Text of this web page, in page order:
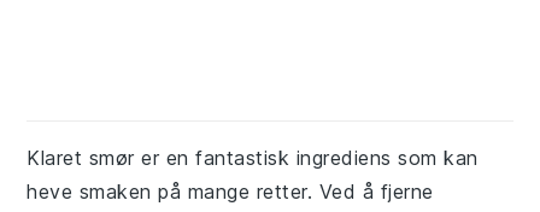
Klaret smør er en fantastisk ingrediens som kan
heve smaken på mange retter. Ved å fjerne